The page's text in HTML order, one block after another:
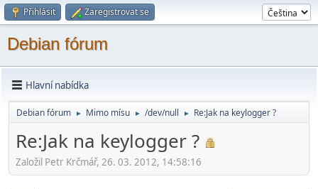
Přihlásit Zaregistrovat se
Debian fórum
Hlavní nabídka
Debian fórum ► Mimo mí­su ► /dev/null ► Re:Jak na keylogger ?
Re:Jak na keylogger ?
Založil Petr Krčmář, 26. 03. 2012, 14:58:16